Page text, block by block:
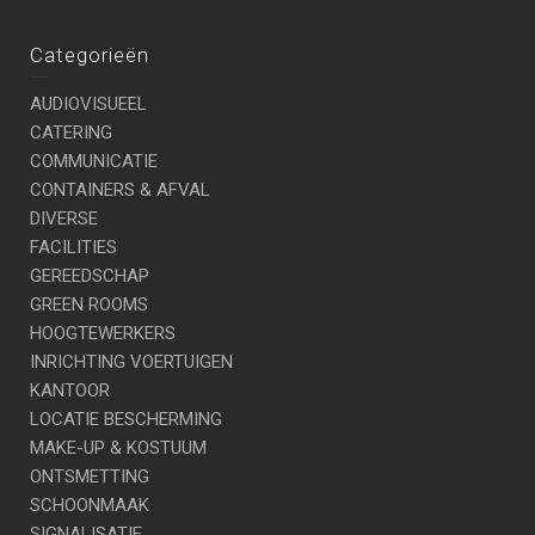
Categorieën
AUDIOVISUEEL
CATERING
COMMUNICATIE
CONTAINERS & AFVAL
DIVERSE
FACILITIES
GEREEDSCHAP
GREEN ROOMS
HOOGTEWERKERS
INRICHTING VOERTUIGEN
KANTOOR
LOCATIE BESCHERMING
MAKE-UP & KOSTUUM
ONTSMETTING
SCHOONMAAK